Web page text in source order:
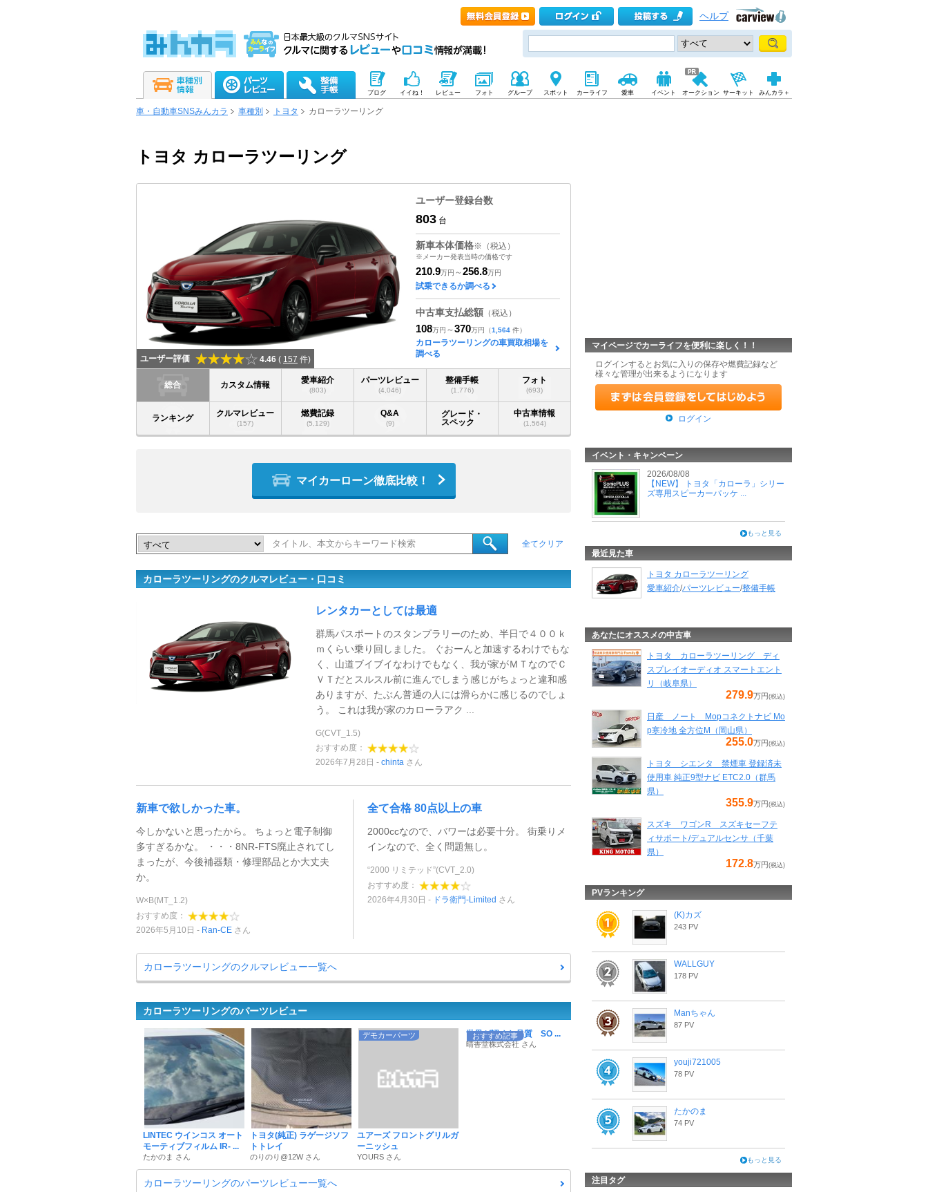
ヘルプ
ブログ イイね！ レビュー フォト グループ スポット カーライフ 愛車 イベント オークション サーキット みんカラ＋
車・自動車SNSみんカラ 車種別 トヨタ カローラツーリング
トヨタ カローラツーリング
ユーザー評価 4.46 ( 157 件)
ユーザー登録台数
803 台
新車本体価格※（税込）
※メーカー発表当時の価格です
210.9万円 ～256.8万円
試乗できるか調べる
中古車支払総額 （税込）
108万円 ～370万円 （1,564 件）
カローラツーリングの車買取相場を
調べる
総合 カスタム情報
愛車紹介
(803)
パーツレビュー
(4,046)
整備手帳
(1,776)
フォト
(693)
ランキング
クルマレビュー
(157)
燃費記録
(5,129)
Q&A
(9)
グレード・
スペック
中古車情報
(1,564)
マイカーローン徹底比較！
全てクリア
カローラツーリングのクルマレビュー・口コミ
レンタカーとしては最適
群馬パスポートのスタンプラリーのため、半日で４００ｋ
ｍくらい乗り回しました。 ぐおーんと加速するわけでもな
く、山道ブイブイなわけでもなく、我が家がＭＴなのでＣ
ＶＴだとスルスル前に進んでしまう感じがちょっと違和感
ありますが、たぶん普通の人には滑らかに感じるのでしょ
う。 これは我が家のカローラアク ...
G(CVT_1.5)
おすすめ度：
2026年7月28日
chinta さん
新車で欲しかった車。
今しかないと思ったから。 ちょっと電子制御
多すぎるかな。 ・・・8NR-FTS廃止されてし
まったが、今後補器類・修理部品とか大丈夫
か。
W×B(MT_1.2)
おすすめ度：
2026年5月10日
Ran-CE さん
全て合格 80点以上の車
2000ccなので、バワーは必要十分。 街乗りメ
インなので、全く問題無し。
“2000 リミテッド”(CVT_2.0)
おすすめ度：
2026年4月30日
ドラ衛門-Limited さん
カローラツーリングのクルマレビュー一覧へ
カローラツーリングのパーツレビュー
LINTEC ウインコス オート
モーティブフィルム IR- ...
たかのま さん
トヨタ(純正) ラゲージソフ
トトレイ
のりのり@12W さん
デモカーパーツ
ユアーズ フロントグリルガ
ーニッシュ
YOURS さん
おすすめ記事
世界が認めた品質 SO ...
晴香堂株式会社 さん
カローラツーリングのパーツレビュー一覧へ
マイページでカーライフを便利に楽しく！！
ログインするとお気に入りの保存や燃費記録など
様々な管理が出来るようになります
ログイン
イベント・キャンペーン
2026/08/08
【NEW】 トヨタ「カローラ」シリー
ズ専用スピーカーパッケ ...
もっと見る
最近見た車
トヨタ カローラツーリング
愛車紹介/パーツレビュー/整備手帳
あなたにオススメの中古車
トヨタ カローラツーリング ディ
スプレイオーディオ スマートエント
リ（岐阜県）
279.9万円 (税込)
日産 ノート Mopコネクトナビ Mo
p寒冷地 全方位M（岡山県）
255.0万円 (税込)
トヨタ シエンタ 禁煙車 登録済未
使用車 純正9型ナビ ETC2.0（群馬
県）
355.9万円 (税込)
スズキ ワゴンR スズキセーフテ
ィサポート/デュアルセンサ（千葉
県）
172.8万円 (税込)
PVランキング
(K)カズ
243 PV
WALLGUY
178 PV
Manちゃん
87 PV
youji721005
78 PV
たかのま
74 PV
もっと見る
注目タグ